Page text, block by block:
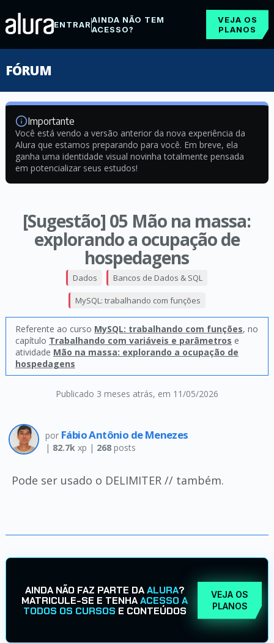
ENTRARAINDA NÃO TEM
ACESSO?
VEJA OS
PLANOS
FÓRUM
Importante
Você está vendo a versão anterior da nova experiência da
Alura que estamos preparando para você. Em breve, ela
ganha uma identidade visual novinha totalmente pensada
em potencializar seus estudos!
[Sugestão] 05 Mão na massa:
explorando a ocupação de
hospedagens
Publicado 3 meses atrás, em 11/05/2026
Dados Bancos de Dados & SQL
MySQL: trabalhando com funções
Referente ao curso MySQL: trabalhando com funções, no
capítulo Trabalhando com variáveis e parâmetros e
atividade Mão na massa: explorando a ocupação de
hospedagens
por Fábio Antônio de Menezes
| 82.7kxp | 268posts
Pode ser usado o DELIMITER // também.
AINDA NÃO FAZ PARTE DAALURA?
MATRICULE-SE E TENHAACESSO A
TODOS OS CURSOS E CONTEÚDOS
VEJA OS
PLANOS